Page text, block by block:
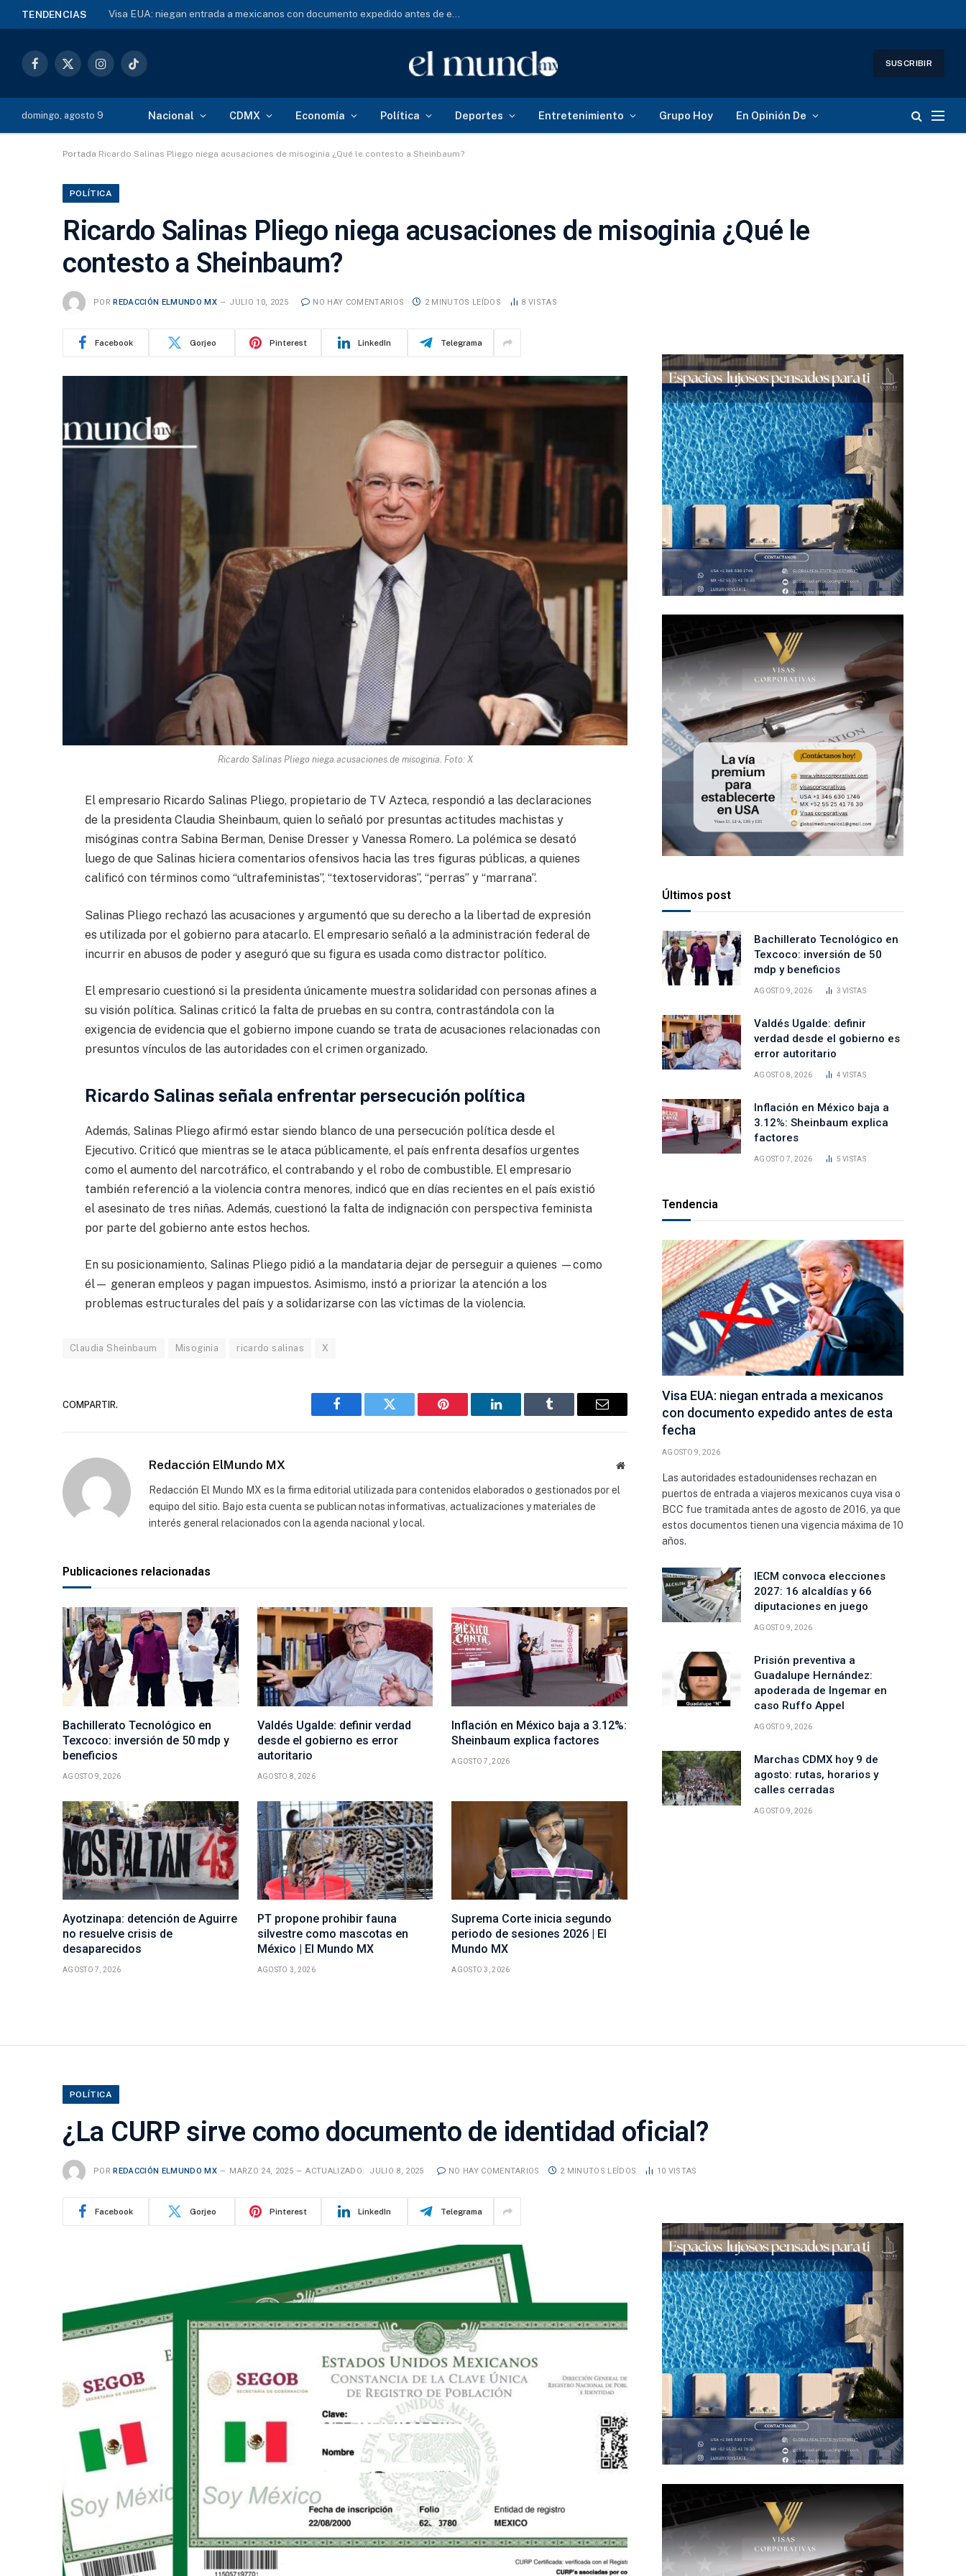
TENDENCIAS Visa EUA: niegan entrada a mexicanos con documento expedido antes de esta fecha
Facebook
X
InstagramTikTok
SUSCRIBIR
domingo, agosto 9 Nacional CDMX Economía Política Deportes Entretenimiento Grupo Hoy En Opinión De
Portada Ricardo Salinas Pliego niega acusaciones de misoginia ¿Qué le contesto a Sheinbaum?
POLÍTICA
Ricardo Salinas Pliego niega acusaciones de misoginia ¿Qué le
contesto a Sheinbaum?
POR REDACCIÓN ELMUNDO MX JULIO 10, 2025 NO HAY COMENTARIOS 2 MINUTOS LEÍDOS 8 VISTAS
Facebook Gorjeo Pinterest LinkedIn Telegrama
Ricardo Salinas Pliego niega acusaciones de misoginia. Foto: X
El empresario Ricardo Salinas Pliego, propietario de TV Azteca, respondió a las declaraciones
de la presidenta Claudia Sheinbaum, quien lo señaló por presuntas actitudes machistas y
misóginas contra Sabina Berman, Denise Dresser y Vanessa Romero. La polémica se desató
luego de que Salinas hiciera comentarios ofensivos hacia las tres figuras públicas, a quienes
calificó con términos como “ultrafeministas”, “textoservidoras”, “perras” y “marrana”.
Salinas Pliego rechazó las acusaciones y argumentó que su derecho a la libertad de expresión
es utilizada por el gobierno para atacarlo. El empresario señaló a la administración federal de
incurrir en abusos de poder y aseguró que su figura es usada como distractor político.
El empresario cuestionó si la presidenta únicamente muestra solidaridad con personas afines a
su visión política. Salinas criticó la falta de pruebas en su contra, contrastándola con la
exigencia de evidencia que el gobierno impone cuando se trata de acusaciones relacionadas con
presuntos vínculos de las autoridades con el crimen organizado.
Ricardo Salinas señala enfrentar persecución política
Además, Salinas Pliego afirmó estar siendo blanco de una persecución política desde el
Ejecutivo. Criticó que mientras se le ataca públicamente, el país enfrenta desafíos urgentes
como el aumento del narcotráfico, el contrabando y el robo de combustible. El empresario
también referenció a la violencia contra menores, indicó que en días recientes en el país existió
el asesinato de tres niñas. Además, cuestionó la falta de indignación con perspectiva feminista
por parte del gobierno ante estos hechos.
En su posicionamiento, Salinas Pliego pidió a la mandataria dejar de perseguir a quienes —como
él— generan empleos y pagan impuestos. Asimismo, instó a priorizar la atención a los
problemas estructurales del país y a solidarizarse con las víctimas de la violencia.
Claudia Sheinbaum Misoginia ricardo salinas X
COMPARTIR.
Facebook Gorjeo Pinterest LinkedIn Tumblr
Correo
Redacción ElMundo MX
Sitio
Redacción El Mundo MX es la firma editorial utilizada para contenidos elaborados o gestionados por el
equipo del sitio. Bajo esta cuenta se publican notas informativas, actualizaciones y materiales de
interés general relacionados con la agenda nacional y local.
Publicaciones relacionadas
Bachillerato Tecnológico en
Texcoco: inversión de 50 mdp y
beneficios
AGOSTO 9, 2026
Valdés Ugalde: definir verdad
desde el gobierno es error
autoritario
AGOSTO 8, 2026
Inflación en México baja a 3.12%:
Sheinbaum explica factores
AGOSTO 7, 2026
Ayotzinapa: detención de Aguirre
no resuelve crisis de
desaparecidos
AGOSTO 7, 2026
PT propone prohibir fauna
silvestre como mascotas en
México | El Mundo MX
AGOSTO 3, 2026
Suprema Corte inicia segundo
periodo de sesiones 2026 | El
Mundo MX
AGOSTO 3, 2026
Últimos post
Bachillerato Tecnológico en
Texcoco: inversión de 50
mdp y beneficios
AGOSTO 9, 2026 3VISTAS
Valdés Ugalde: definir
verdad desde el gobierno es
error autoritario
AGOSTO 8, 2026 4VISTAS
Inflación en México baja a
3.12%: Sheinbaum explica
factores
AGOSTO 7, 2026 5VISTAS
Tendencia
Visa EUA: niegan entrada a mexicanos
con documento expedido antes de esta
fecha
AGOSTO 9, 2026
Las autoridades estadounidenses rechazan en
puertos de entrada a viajeros mexicanos cuya visa o
BCC fue tramitada antes de agosto de 2016, ya que
estos documentos tienen una vigencia máxima de 10
años.
IECM convoca elecciones
2027: 16 alcaldías y 66
diputaciones en juego
AGOSTO 9, 2026
Prisión preventiva a
Guadalupe Hernández:
apoderada de Ingemar en
caso Ruffo Appel
AGOSTO 9, 2026
Marchas CDMX hoy 9 de
agosto: rutas, horarios y
calles cerradas
AGOSTO 9, 2026
POLÍTICA
¿La CURP sirve como documento de identidad oficial?
POR REDACCIÓN ELMUNDO MX MARZO 24, 2025 ACTUALIZADO: JULIO 8, 2025 NO HAY COMENTARIOS 2 MINUTOS LEÍDOS 10 VISTAS
Facebook Gorjeo Pinterest LinkedIn Telegrama